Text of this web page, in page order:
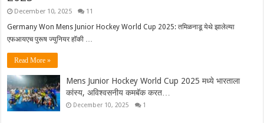
December 10, 2025 11
Germany Won Mens Junior Hockey World Cup 2025: तमिळनाडू येथे झालेल्या
एफआयएच पुरूष ज्युनियर हॉकी …
Read More »
Mens Junior Hockey World Cup 2025 मध्ये भारताला
कांस्य, अविश्वसनीय कमबॅक करत…
December 10, 2025 1